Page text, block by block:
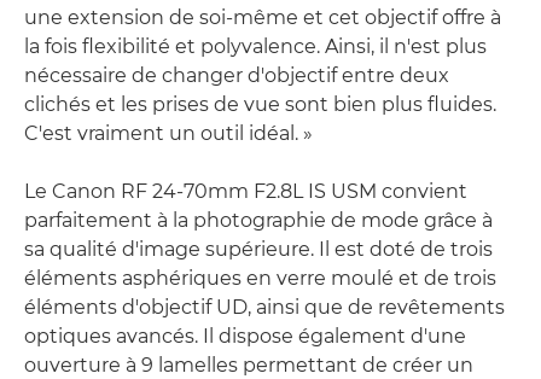
une extension de soi-même et cet objectif offre à
la fois flexibilité et polyvalence. Ainsi, il n'est plus
nécessaire de changer d'objectif entre deux
clichés et les prises de vue sont bien plus fluides.
C'est vraiment un outil idéal. »
Le Canon RF 24-70mm F2.8L IS USM convient
parfaitement à la photographie de mode grâce à
sa qualité d'image supérieure. Il est doté de trois
éléments asphériques en verre moulé et de trois
éléments d'objectif UD, ainsi que de revêtements
optiques avancés. Il dispose également d'une
ouverture à 9 lamelles permettant de créer un